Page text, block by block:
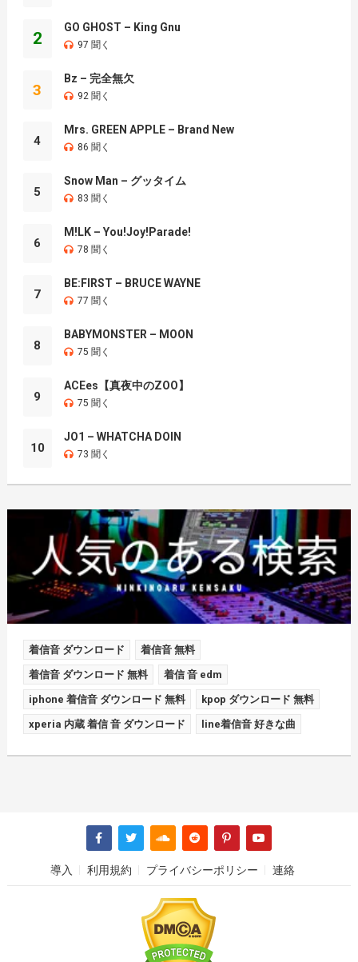
2
GO GHOST – King Gnu
97 聞く
3
Bz – 完全無欠
92 聞く
4
Mrs. GREEN APPLE – Brand New
86 聞く
5
Snow Man – グッタイム
83 聞く
6
M!LK – You!Joy!Parade!
78 聞く
7
BE:FIRST – BRUCE WAYNE
77 聞く
8
BABYMONSTER – MOON
75 聞く
9
ACEes【真夜中のZOO】
75 聞く
10
JO1 – WHATCHA DOIN
73 聞く
着信音 ダウンロード 着信音 無料
着信音 ダウンロード 無料 着信 音 edm
iphone 着信音 ダウンロード 無料 kpop ダウンロード 無料
xperia 内蔵 着信 音 ダウンロード line着信音 好きな曲
導入 利用規約 プライバシーポリシー 連絡